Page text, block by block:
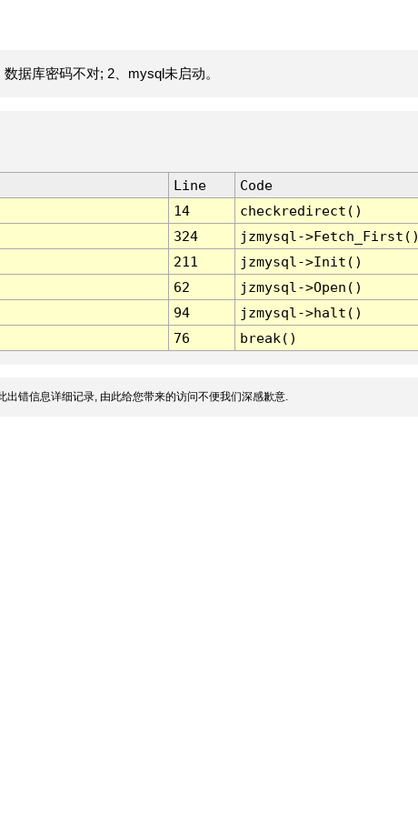
据库密码不对; 2、mysql未启动。
Line
Code
14
checkredirect()
324
jzmysql-
211
jzmysql->Init()
62
jzmysql->Open()
94
jzmysql->halt()
76 break()
出错信息详细记录, 由此给您带来的访问不便我们深感歉意.